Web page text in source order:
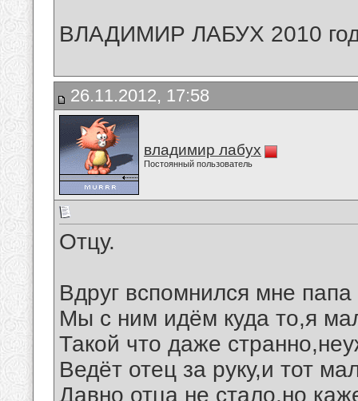
ВЛАДИМИР ЛАБУХ 2010
26.11.2012, 17:58
владимир лабух
Постоянный пользователь
Отцу.
Вдруг вспомнился мне
Мы с ним идём куда то,я
Такой что даже
Ведёт отец за руку,и тот
Давно отца не стало,но